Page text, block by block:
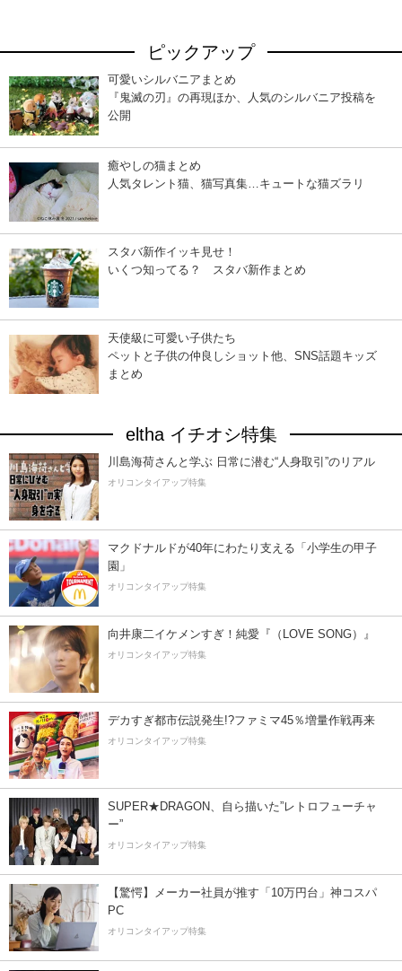
ピックアップ
可愛いシルバニアまとめ
『鬼滅の刃』の再現ほか、人気のシルバニア投稿を
公開
癒やしの猫まとめ
人気タレント猫、猫写真集…キュートな猫ズラリ
スタバ新作イッキ見せ！
いくつ知ってる？ スタバ新作まとめ
天使級に可愛い子供たち
ペットと子供の仲良しショット他、SNS話題キッズ
まとめ
eltha イチオシ特集
川島海荷さんと学ぶ 日常に潜む“人身取引”のリアル
オリコンタイアップ特集
マクドナルドが40年にわたり支える「小学生の甲子
園」
オリコンタイアップ特集
向井康二イケメンすぎ！純愛『（LOVE SONG）』
オリコンタイアップ特集
デカすぎ都市伝説発生!?ファミマ45％増量作戦再来
オリコンタイアップ特集
SUPER★DRAGON、自ら描いた”レトロフューチャ
ー”
オリコンタイアップ特集
【驚愕】メーカー社員が推す「10万円台」神コスパ
PC
オリコンタイアップ特集